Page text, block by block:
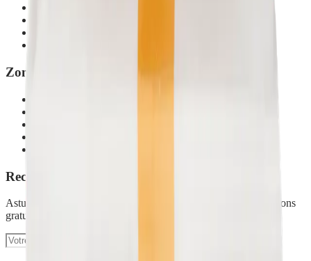
Zones desservies
Recevez nos conseils nettoyage écologique
Astuces, promotions exclusives et invitations à nos démonstrations
gratuites.